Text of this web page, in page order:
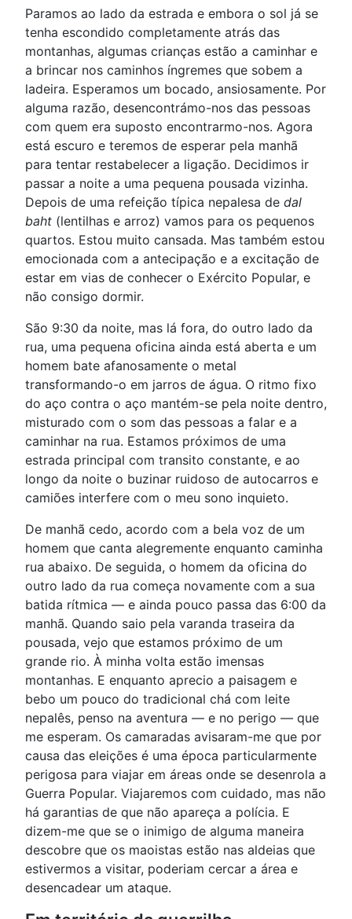
Paramos ao lado da estrada e embora o sol já se
tenha escondido completamente atrás das
montanhas, algumas crianças estão a caminhar e
a brincar nos caminhos íngremes que sobem a
ladeira. Esperamos um bocado, ansiosamente. Por
alguma razão, desencontrámo-nos das pessoas
com quem era suposto encontrarmo-nos. Agora
está escuro e teremos de esperar pela manhã
para tentar restabelecer a ligação. Decidimos ir
passar a noite a uma pequena pousada vizinha.
Depois de uma refeição típica nepalesa de dal
baht (lentilhas e arroz) vamos para os pequenos
quartos. Estou muito cansada. Mas também estou
emocionada com a antecipação e a excitação de
estar em vias de conhecer o Exército Popular, e
não consigo dormir.
São 9:30 da noite, mas lá fora, do outro lado da
rua, uma pequena oficina ainda está aberta e um
homem bate afanosamente o metal
transformando-o em jarros de água. O ritmo fixo
do aço contra o aço mantém-se pela noite dentro,
misturado com o som das pessoas a falar e a
caminhar na rua. Estamos próximos de uma
estrada principal com transito constante, e ao
longo da noite o buzinar ruidoso de autocarros e
camiões interfere com o meu sono inquieto.
De manhã cedo, acordo com a bela voz de um
homem que canta alegremente enquanto caminha
rua abaixo. De seguida, o homem da oficina do
outro lado da rua começa novamente com a sua
batida rítmica — e ainda pouco passa das 6:00 da
manhã. Quando saio pela varanda traseira da
pousada, vejo que estamos próximo de um
grande rio. À minha volta estão imensas
montanhas. E enquanto aprecio a paisagem e
bebo um pouco do tradicional chá com leite
nepalês, penso na aventura — e no perigo — que
me esperam. Os camaradas avisaram-me que por
causa das eleições é uma época particularmente
perigosa para viajar em áreas onde se desenrola a
Guerra Popular. Viajaremos com cuidado, mas não
há garantias de que não apareça a polícia. E
dizem-me que se o inimigo de alguma maneira
descobre que os maoistas estão nas aldeias que
estivermos a visitar, poderiam cercar a área e
desencadear um ataque.